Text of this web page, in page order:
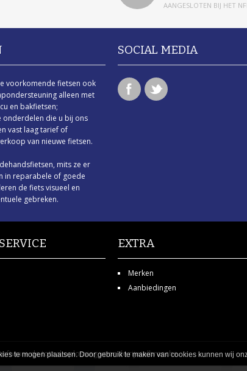
AANGESLOTEN BIJ HET
voorkomende fietsen ook
alleen met
en bakfietsen;
onderdelen die u bij ons
vast laag tarief of
van nieuwe fietsen.
mits ze er
in reparabele of goede
de fiets visueel en
gebreken.
SOCIAL MEDIA
EXTRA
Merken
Aanbiedingen
de totaal oplossing voor de rijwielbranche.
te mogen plaatsen. Door gebruik te maken van cookies kunnen wij